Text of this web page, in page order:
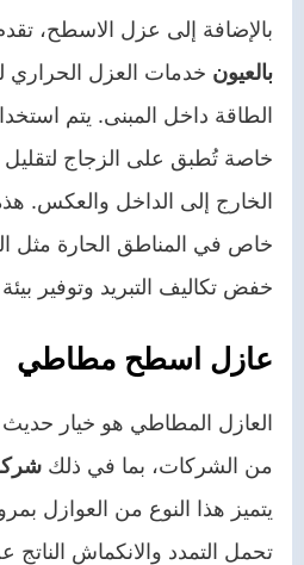
بالإضافة إلى عزل الاسطح،
بالعيون خدمات العزل الحراري
الطاقة داخل المبنى. يتم
خاصة تُطبق على الزجاج لتقليل
الخارج إلى الداخل والعكس.
خاص في المناطق الحارة مثل
خفض تكاليف التبريد وتوفير
عازل اسطح مطاطي
العازل المطاطي هو خيار
من الشركات، بما في ذلك
يتميز هذا النوع من العوازل
تحمل التمدد والانكماش